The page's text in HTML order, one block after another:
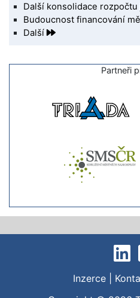
Další konsolidace rozpočtu
Budoucnost financování
Další
Partneři
Inzerce|